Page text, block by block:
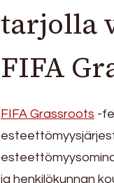
tarjolla
FIFA
FIFA Grassroots -
ja henkilökunnan